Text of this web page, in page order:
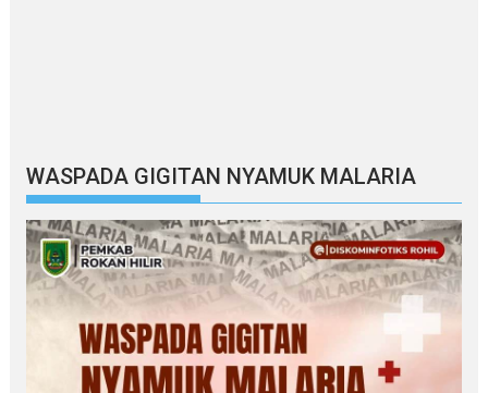
WASPADA GIGITAN NYAMUK MALARIA